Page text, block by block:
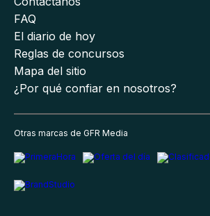
FAQ
El diario de hoy
Reglas de concursos
Mapa del sitio
¿Por qué confiar en nosotros?
Otras marcas de GFR Media